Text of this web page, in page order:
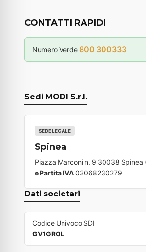
CONTATTI RAPIDI
Numero Verde 800 300333
Sedi MODI S.r.l.
SEDE LEGALE
Spinea
Piazza Marconi n. 9 30038 Spinea
e Partita IVA03068230279
Dati societari
Codice Univoco SDI
GV1GR0L